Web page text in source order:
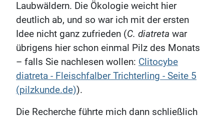
Laubwäldern. Die Ökologie weicht hier
deutlich ab, und so war ich mit der ersten
Idee nicht ganz zufrieden (C. diatreta war
übrigens hier schon einmal Pilz des Monats
– falls Sie nachlesen wollen: Clitocybe
diatreta - Fleischfalber Trichterling - Seite 5
(pilzkunde.de)).
Die Recherche führte mich dann schließlich